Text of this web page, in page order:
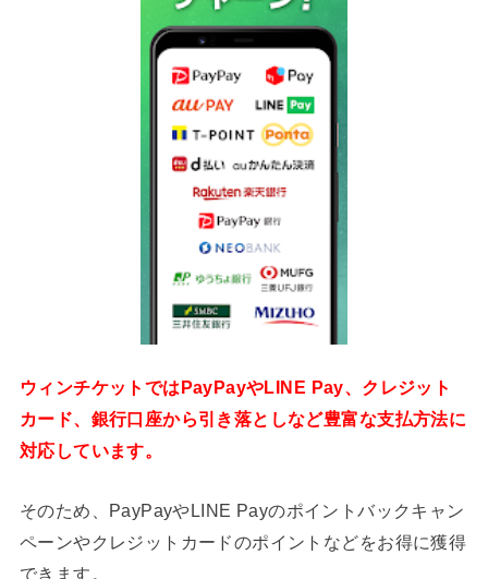
ウィンチケットではPayPayやLINE Pay、クレジット
カード、銀行口座から引き落としなど豊富な支払方法に
対応しています。
そのため、PayPayやLINE Payのポイントバックキャン
ペーンやクレジットカードのポイントなどをお得に獲得
できます。